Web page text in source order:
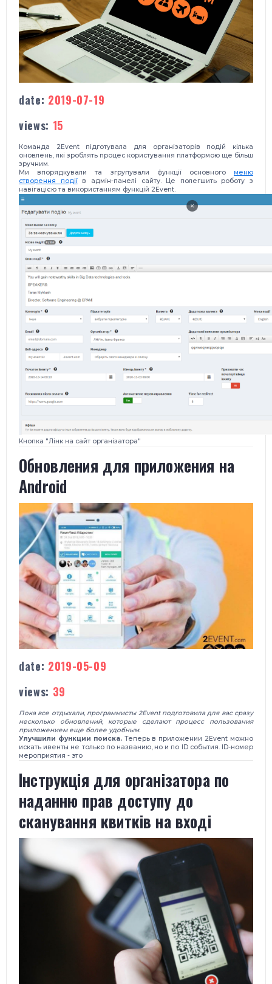
date: 2019-07-19
views: 15
Команда 2Event підготувала для організаторів подій кілька
оновлень, які зроблять процес користування платформою ще більш
зручним.
Ми впорядкували та згрупували функції основного меню
створення подіїв адмін-панелі сайту. Це полегшить роботу з
навігацією та використанням функцій 2Event.
Кнопка "Лінк на сайт організатора"
​Обновления для приложения на
Android
date: 2019-05-09
views: 39
Пока все отдыхали, программисты 2Event подготовила для вас сразу
несколько обновлений, которые сделают процесс пользования
приложением еще более удобным.
Улучшили функции поиска. Теперь в приложении 2Event можно
искать ивенты не только по названию, но и по ID события. ID-номер
мероприятия - это
​Інструкція для організатора по
наданню прав доступу до
сканування квитків на вході